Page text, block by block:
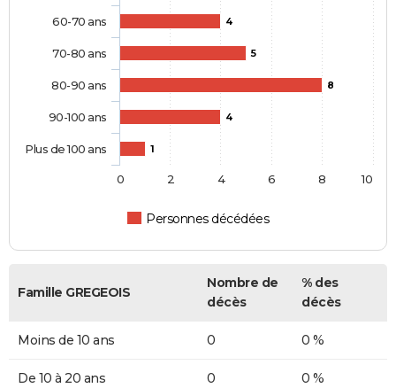
4
5
8
4
1
Personnes décédées
60-70 ans
70-80 ans
80-90 ans
90-100 ans
Plus de 100 ans
0 2 4 6 8 10
Famille GREGEOIS
Nombre de
décès
% des
décès
Moins de 10 ans 0 0 %
De 10 à 20 ans 0 0 %